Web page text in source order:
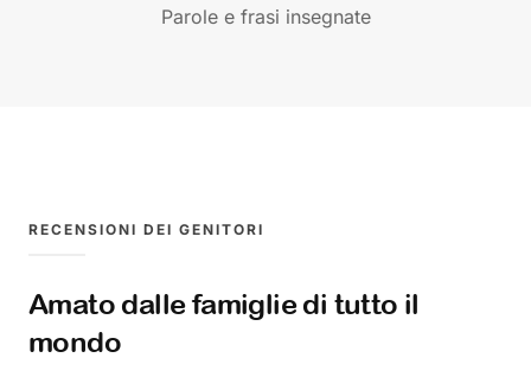
Parole e frasi insegnate
RECENSIONI DEI GENITORI
Amato dalle famiglie di tutto il
mondo